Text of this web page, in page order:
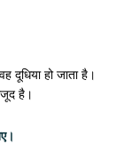
दूधिया हो जाता है।
है।